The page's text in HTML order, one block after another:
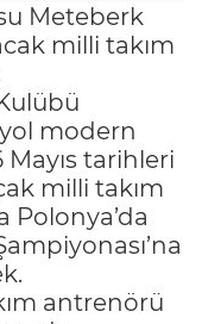
Meteberk
milli takım
modern
tarihleri
milli takım
Polonya’da
antrenörü